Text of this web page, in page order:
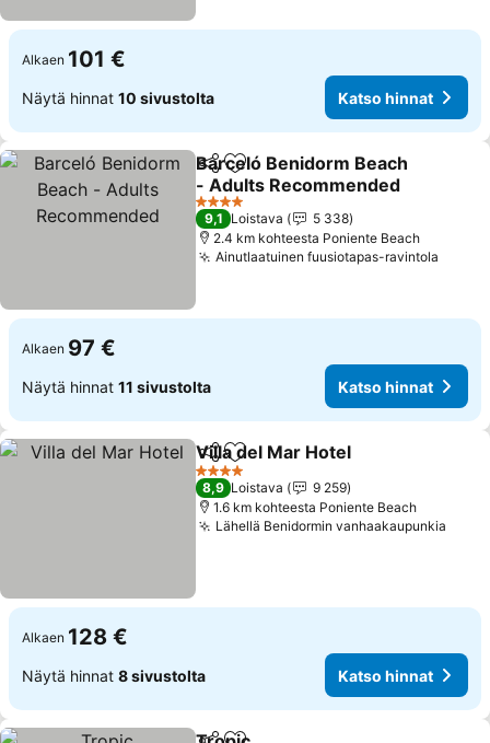
Alkaen 101 €
Näytä hinnat 10 sivustolta Katso hinnat
Jaa Lisää suosikkeihin
Barceló Benidorm Beach
- Adults Recommended
4 Tähtiluokitus
9,1 Loistava
5 338
2.4 km kohteesta Poniente Beach
Ainutlaatuinen fuusiotapas-ravintola
Alkaen 97 €
Näytä hinnat 11 sivustolta Katso hinnat
Jaa Lisää suosikkeihin
Villa del Mar Hotel
4 Tähtiluokitus
8,9 Loistava
9 259
1.6 km kohteesta Poniente Beach
Lähellä Benidormin vanhaakaupunkia
Alkaen 128 €
Näytä hinnat 8 sivustolta Katso hinnat